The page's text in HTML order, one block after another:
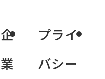
企
業
プライ
バシー